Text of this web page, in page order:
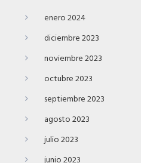
enero 2024
diciembre 2023
noviembre 2023
octubre 2023
septiembre 2023
agosto 2023
julio 2023
junio 2023